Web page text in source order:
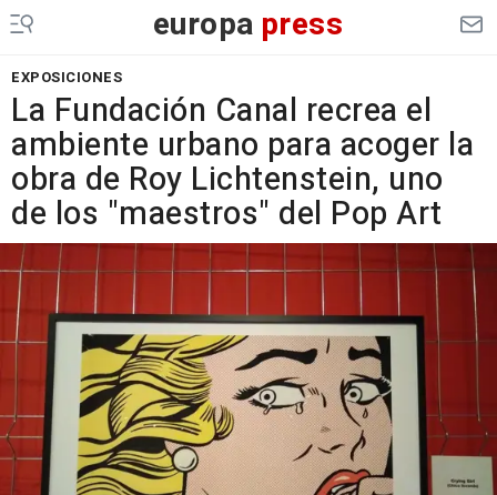
europa press
EXPOSICIONES
La Fundación Canal recrea el
ambiente urbano para acoger la
obra de Roy Lichtenstein, uno
de los "maestros" del Pop Art